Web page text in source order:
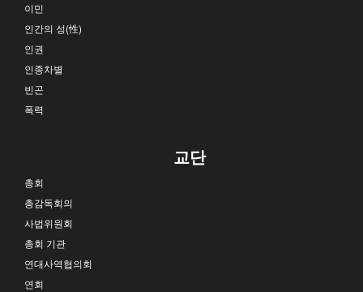
이민
인간의 성(性)
인권
인종차별
빈곤
폭력
교단
총회
총감독회의
사법위원회
총회 기관
연대사역협의회
연회